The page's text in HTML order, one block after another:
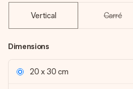
Vertical Carré
Dimensions
20 x 30 cm